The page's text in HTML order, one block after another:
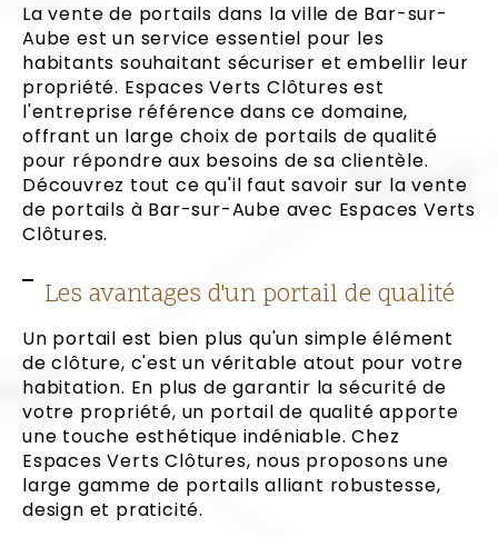
La vente de portails dans la ville de Bar-sur-
Aube est un service essentiel pour les
habitants souhaitant sécuriser et embellir leur
propriété. Espaces Verts Clôtures est
l'entreprise référence dans ce domaine,
offrant un large choix de portails de qualité
pour répondre aux besoins de sa clientèle.
Découvrez tout ce qu'il faut savoir sur la vente
de portails à Bar-sur-Aube avec Espaces Verts
Clôtures.
Les avantages d'un portail de qualité
Un portail est bien plus qu'un simple élément
de clôture, c'est un véritable atout pour votre
habitation. En plus de garantir la sécurité de
votre propriété, un portail de qualité apporte
une touche esthétique indéniable. Chez
Espaces Verts Clôtures, nous proposons une
large gamme de portails alliant robustesse,
design et praticité.